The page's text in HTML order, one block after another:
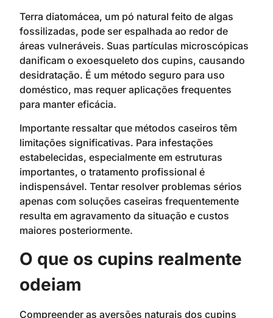
Terra diatomácea, um pó natural feito de algas
fossilizadas, pode ser espalhada ao redor de
áreas vulneráveis. Suas partículas microscópicas
danificam o exoesqueleto dos cupins, causando
desidratação. É um método seguro para uso
doméstico, mas requer aplicações frequentes
para manter eficácia.
Importante ressaltar que métodos caseiros têm
limitações significativas. Para infestações
estabelecidas, especialmente em estruturas
importantes, o tratamento profissional é
indispensável. Tentar resolver problemas sérios
apenas com soluções caseiras frequentemente
resulta em agravamento da situação e custos
maiores posteriormente.
O que os cupins realmente
odeiam
Compreender as aversões naturais dos cupins